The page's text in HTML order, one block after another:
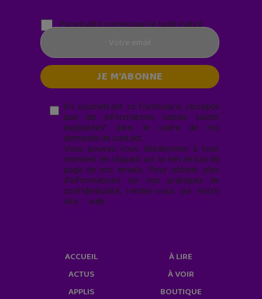
Parentalité numérique (le lundi matin)
En soumettant ce formulaire, j’accepte
que les informations saisies soient
exploitées* dans le cadre de ma
demande de contact.
Vous pouvez vous désabonner à tout
moment en cliquant sur le lien en bas de
page de nos emails. Pour obtenir plus
d'informations sur nos pratiques de
confidentialité, rendez-vous sur notre
site web
ACCUEIL
ACTUS
APPLIS
À LIRE
À VOIR
BOUTIQUE